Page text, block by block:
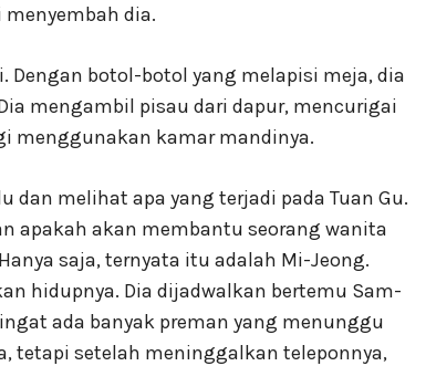
dia.
botol-botol yang melapisi meja, dia
mengambil pisau dari dapur, mencurigai
menggunakan kamar mandinya.
dan melihat apa yang terjadi pada Tuan Gu.
apakah akan membantu seorang wanita
saja, ternyata itu adalah Mi-Jeong.
hidupnya. Dia dijadwalkan bertemu Sam-
ada banyak preman yang menunggu
tetapi setelah meninggalkan teleponnya,